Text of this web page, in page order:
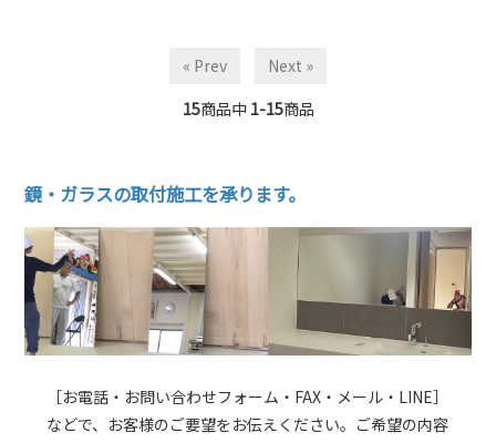
« Prev
Next »
15商品中 1-15商品
鏡・ガラスの取付施工を承ります。
［お電話・お問い合わせフォーム・FAX・メール・LINE］
などで、お客様のご要望をお伝えください。ご希望の内容